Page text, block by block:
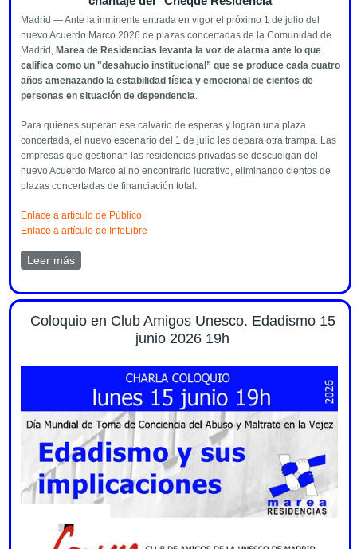
Madrid — Ante la inminente entrada en vigor el próximo 1 de julio del
nuevo Acuerdo Marco 2026 de plazas concertadas de la Comunidad de
Madrid,Marea de Residencias levanta la voz de alarma ante lo que
califica como un "desahucio institucional” que se produce cada cuatro
años amenazando la estabilidad física y emocional de cientos de
personas en situación de dependencia.
Para quienes superan ese calvario de esperas y logran una plaza
concertada, el nuevo escenario del 1 de julio les depara otra trampa. Las
empresas que gestionan las residencias privadas se descuelgan del
nuevo Acuerdo Marco al no encontrarlo lucrativo, eliminando cientos de
plazas concertadas de financiación total.
Enlace a artículo de Público
Enlace a artículo de InfoLibre
Leer mássobre Comunicado de prensa sobre el nuevo Acuerdo
Coloquio en Club Amigos Unesco. Edadismo 15
junio 2026 19h